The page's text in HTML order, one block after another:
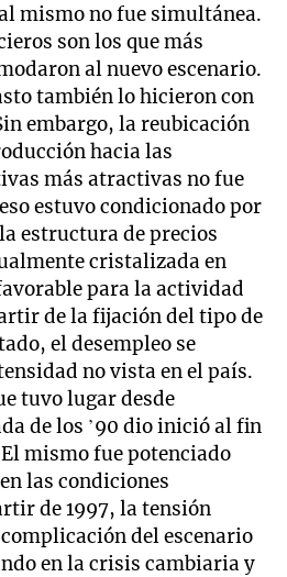
mismo no fue simultánea.
son los que más
al nuevo escenario.
también lo hicieron con
embargo, la reubicación
hacia las
más atractivas no fue
estuvo condicionado por
estructura de precios
cristalizada en
para la actividad
de la fijación del tipo de
el desempleo se
no vista en el país.
tuvo lugar desde
de los ’90 dio inició al fin
mismo fue potenciado
las condiciones
de 1997, la tensión
del escenario
en la crisis cambiaria y